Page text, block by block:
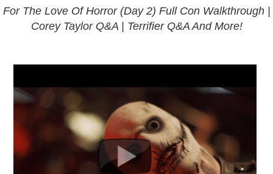
For The Love Of Horror (Day 2) Full Con Walkthrough |
Corey Taylor Q&A | Terrifier Q&A And More!